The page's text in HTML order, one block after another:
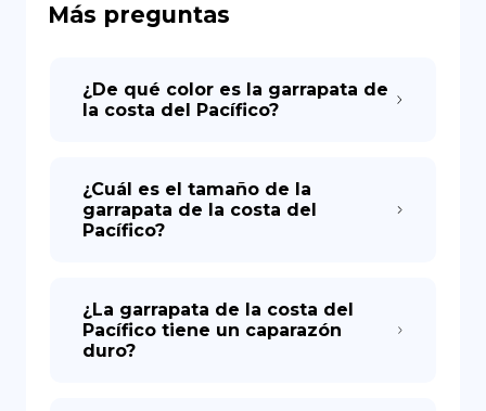
DE
Más preguntas
¿De qué color es la garrapata de
la costa del Pacífico?
¿Cuál es el tamaño de la
garrapata de la costa del
Pacífico?
¿La garrapata de la costa del
Pacífico tiene un caparazón
duro?